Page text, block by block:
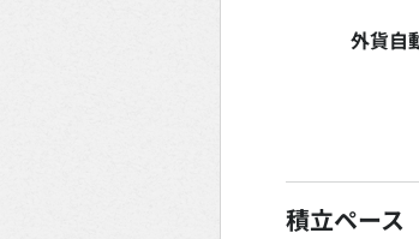
外貨自
積立ペース